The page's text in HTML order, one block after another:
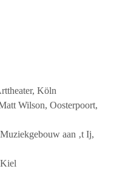
Köln
Wilson, Oosterpoort,
aan ‚t Ij,